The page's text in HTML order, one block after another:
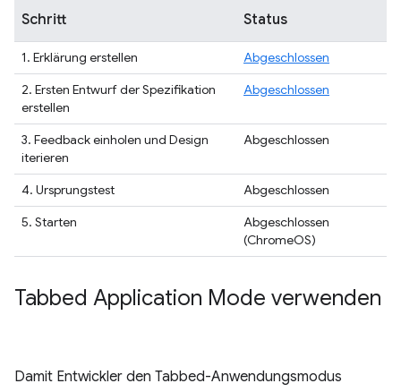
Schritt Status
1. Erklärung erstellen
Abgeschlossen
2. Ersten Entwurf der Spezifikation
erstellen
Abgeschlossen
3. Feedback einholen und Design
iterieren
Abgeschlossen
4. Ursprungstest
Abgeschlossen
5. Starten
Abgeschlossen
(ChromeOS)
Tabbed Application Mode verwenden
Damit Entwickler den Tabbed-Anwendungsmodus